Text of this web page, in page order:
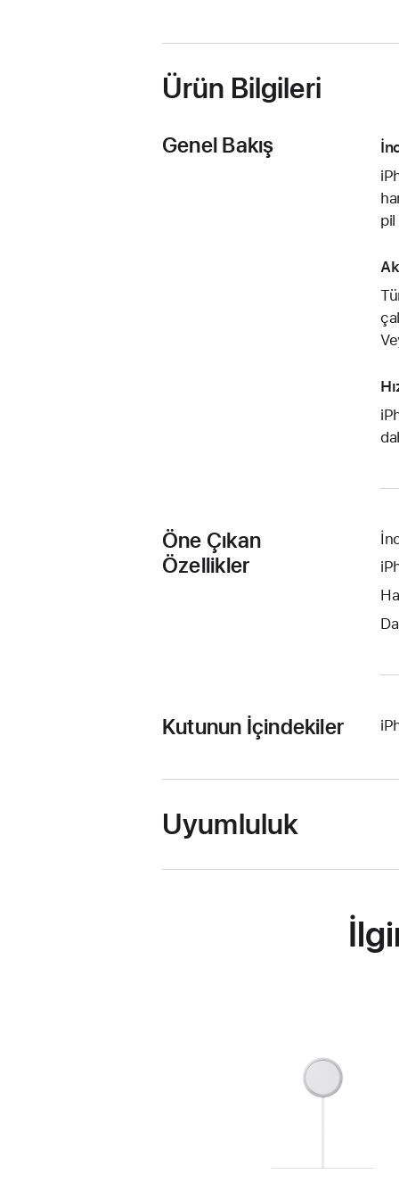
Ürün Bilgileri
Genel Bakış
pil
Öne Çıkan
Özellikler
Kutunun İçindekiler
Uyumluluk